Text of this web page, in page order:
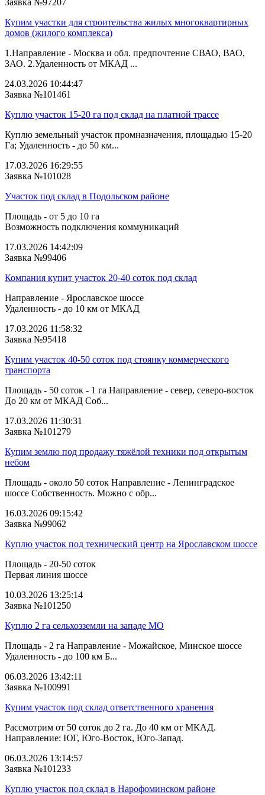
Заявка №97207
Купим участки для строительства жилых многоквартирных
домов (жилого комплекса)
1.Направление - Москва и обл. предпочтение СВАО, ВАО,
ЗАО. 2.Удаленность от МКАД ...
24.03.2026 10:44:47
Заявка №101461
Куплю участок 15-20 га под склад на платной трассе
Куплю земельный участок промназначения, площадью 15-20
Га; Удаленность - до 50 км...
17.03.2026 16:29:55
Заявка №101028
Участок под склад в Подольском районе
Площадь - от 5 до 10 га
Возможность подключения коммуникаций
17.03.2026 14:42:09
Заявка №99406
Компания купит участок 20-40 соток под склад
Направление - Ярославское шоссе
Удаленность - до 10 км от МКАД
17.03.2026 11:58:32
Заявка №95418
Купим участок 40-50 соток под стоянку коммерческого
транспорта
Площадь - 50 соток - 1 га Направление - север, северо-восток
До 20 км от МКАД Соб...
17.03.2026 11:30:31
Заявка №101279
Купим землю под продажу тяжёлой техники под открытым
небом
Площадь - около 50 соток Направление - Ленинградское
шоссе Собственность. Можно с обр...
16.03.2026 09:15:42
Заявка №99062
Куплю участок под технический центр на Ярославском шоссе
Площадь - 20-50 соток
Первая линия шоссе
10.03.2026 13:25:14
Заявка №101250
Куплю 2 га сельхозземли на западе МО
Площадь - 2 га Направление - Можайское, Минское шоссе
Удаленность - до 100 км Б...
06.03.2026 13:42:11
Заявка №100991
Купим участок под склад ответственного хранения
Рассмотрим от 50 соток до 2 га. До 40 км от МКАД.
Направление: ЮГ, Юго-Восток, Юго-Запад.
06.03.2026 13:14:57
Заявка №101233
Куплю участок под склад в Нарофоминском районе